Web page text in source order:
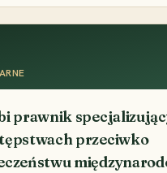
prawnik
przeciwko